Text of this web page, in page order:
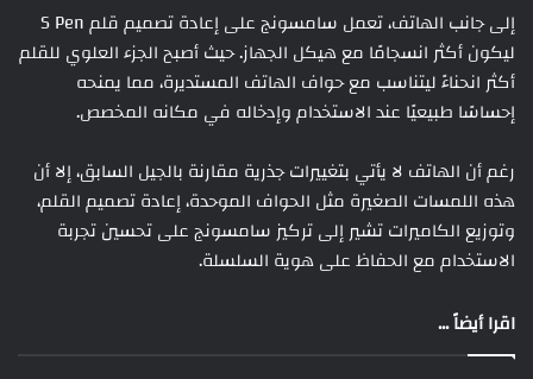
إلى جانب الهاتف، تعمل سامسونج على إعادة تصميم قلم S Pen
ليكون أكثر انسجامًا مع هيكل الجهاز. حيث أصبح الجزء العلوي للقلم
أكثر انحناءً ليتناسب مع حواف الهاتف المستديرة، مما يمنحه
إحساسًا طبيعيًا عند الاستخدام وإدخاله في مكانه المخصص.
رغم أن الهاتف لا يأتي بتغييرات جذرية مقارنة بالجيل السابق، إلا أن
هذه اللمسات الصغيرة مثل الحواف الموحدة، إعادة تصميم القلم،
وتوزيع الكاميرات تشير إلى تركيز سامسونج على تحسين تجربة
الاستخدام مع الحفاظ على هوية السلسلة.
اقرا أيضاً ...